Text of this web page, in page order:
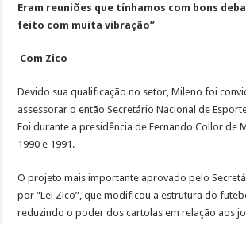
Eram reuniões que tínhamos com bons
feito com muita vibração”
Com Zico
Devido sua qualificação no setor, Mileno foi
assessorar o então Secretário Nacional de
Foi durante a presidência de Fernando Collor de
1990 e 1991.
O projeto mais importante aprovado pelo
por “Lei Zico”, que modificou a estrutura do
reduzindo o poder dos cartolas em relação aos